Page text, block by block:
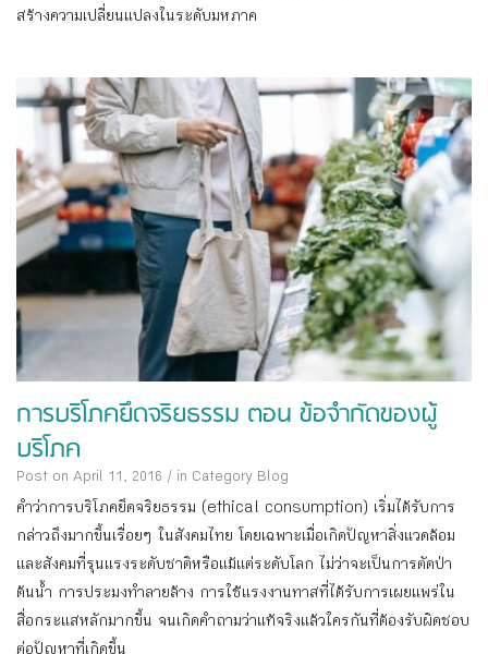
สร้างความเปลี่ยนแปลงในระดับมหภาค
การบริโภคยึดจริยธรรม ตอน ข้อจำกัดของผู้
บริโภค
Post on April 11, 2016 / in Category Blog
คำว่าการบริโภคยึดจริยธรรม (ethical consumption) เริ่มได้รับการ
กล่าวถึงมากขึ้นเรื่อยๆ ในสังคมไทย โดยเฉพาะเมื่อเกิดปัญหาสิ่งแวดล้อม
และสังคมที่รุนแรงระดับชาติหรือแม้แต่ระดับโลก ไม่ว่าจะเป็นการตัดป่า
ต้นน้ำ การประมงทำลายล้าง การใช้แรงงานทาสที่ได้รับการเผยแพร่ใน
สื่อกระแสหลักมากขึ้น จนเกิดคำถามว่าแท้จริงแล้วใครกันที่ต้องรับผิดชอบ